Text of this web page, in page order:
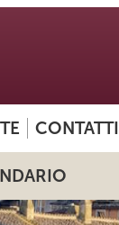
CONTATTI